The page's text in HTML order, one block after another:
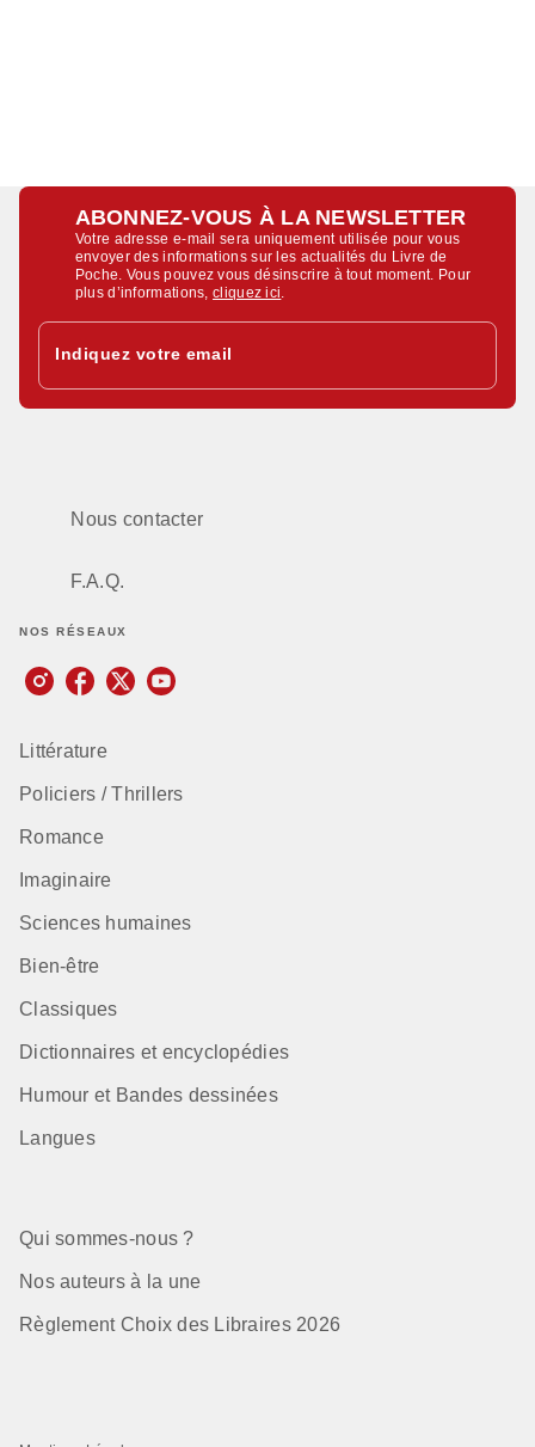
ABONNEZ-VOUS À LA NEWSLETTER
Votre adresse e-mail sera uniquement utilisée pour vous
envoyer des informations sur les actualités du Livre de
Poche. Vous pouvez vous désinscrire à tout moment. Pour
plus d’informations,cliquez ici
Indiquez votre email
Nous contacter
F.A.Q.
NOS RÉSEAUX
Littérature
Policiers / Thrillers
Romance
Imaginaire
Sciences humaines
Bien-être
Classiques
Dictionnaires et encyclopédies
Humour et Bandes dessinées
Langues
Qui sommes-nous ?
Nos auteurs à la une
Règlement Choix des Libraires 2026